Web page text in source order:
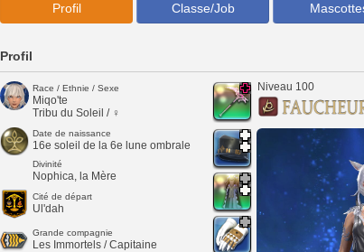
Profil Classe/Job
Profil
Race / Ethnie / Sexe
Miqo'te
Tribu du Soleil / ♀
Date de naissance
16e soleil de la 6e lune ombrale
Divinité
Nophica, la Mère
Cité de départ
Ul'dah
Grande compagnie
Les Immortels / Capitaine
Niveau 100